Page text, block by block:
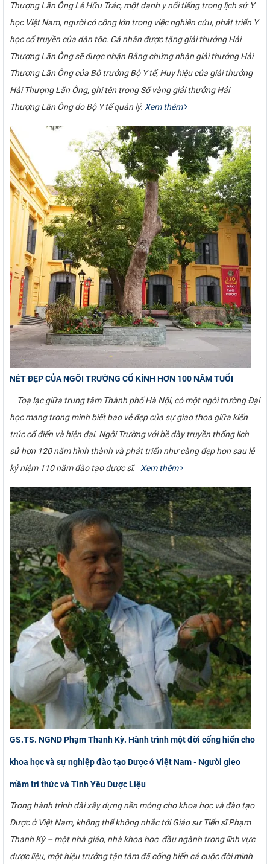
Thượng Lãn Ông Lê Hữu Trác, một danh y nổi tiếng trong lịch sử Y
học Việt Nam, người có công lớn trong việc nghiên cứu, phát triển Y
học cổ truyền của dân tộc. Cá nhân được tặng giải thưởng Hải
Thượng Lãn Ông sẽ được nhận Bằng chứng nhận giải thưởng Hải
Thượng Lãn Ông của Bộ trưởng Bộ Y tế, Huy hiệu của giải thưởng
Hải Thượng Lãn Ông, ghi tên trong Sổ vàng giải thưởng Hải
Thượng Lãn Ông do Bộ Y tế quản lý.Xem thêm
NÉT ĐẸP CỦA NGÔI TRƯỜNG CỔ KÍNH HƠN 100 NĂM TUỔI
Toạ lạc giữa trung tâm Thành phố Hà Nội, có một ngôi trường Đại
học mang trong mình biết bao vẻ đẹp của sự giao thoa giữa kiến
trúc cổ điển và hiện đại. Ngôi Trường với bề dày truyền thống lịch
sử hơn 120 năm hình thành và phát triển như càng đẹp hơn sau lễ
kỷ niệm 110 năm đào tạo dược sĩ. Xem thêm
GS.TS. NGND Phạm Thanh Kỳ. Hành trình một đời cống hiến cho
khoa học và sự nghiệp đào tạo Dược ở Việt Nam - Người gieo
mầm tri thức và Tình Yêu Dược Liệu
Trong hành trình dài xây dựng nền móng cho khoa học và đào tạo
Dược ở Việt Nam, không thể không nhắc tới Giáo sư Tiến sĩ Phạm
Thanh Kỳ – một nhà giáo, nhà khoa học đầu ngành trong lĩnh vực
dược liệu, một hiệu trưởng tận tâm đã cống hiến cả cuộc đời mình